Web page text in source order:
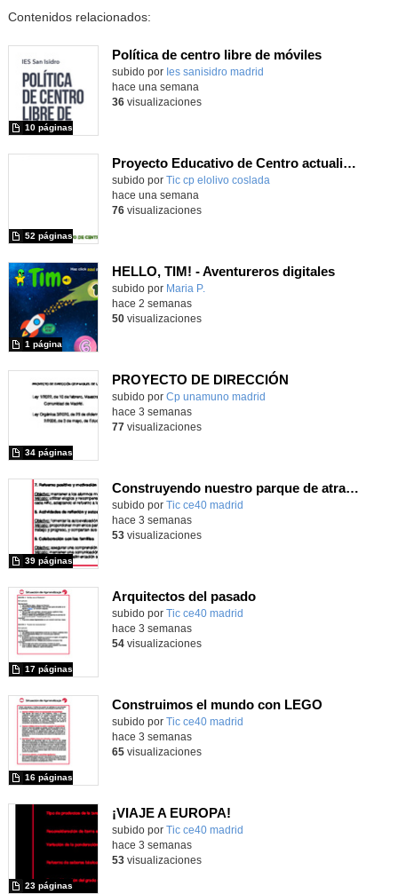
Contenidos relacionados:
Política de centro libre de móviles
subido por Ies sanisidro madrid
10 páginas
hace una semana
36visualizaciones
Proyecto Educativo de Centro actualizado 2026
subido por Tic cp elolivo coslada
52 páginas
hace una semana
76visualizaciones
HELLO, TIM! - Aventureros digitales
Contenido educativo.
subido por Maria P.
1 página
hace 2 semanas
50visualizaciones
PROYECTO DE DIRECCIÓN
Contenido educativo.
subido por Cp unamuno madrid
34 páginas
hace 3 semanas
77visualizaciones
Construyendo nuestro parque de atracciones
subido por Tic ce40 madrid
39 páginas
hace 3 semanas
53visualizaciones
Arquitectos del pasado
subido por Tic ce40 madrid
17 páginas
hace 3 semanas
54visualizaciones
Construimos el mundo con LEGO
subido por Tic ce40 madrid
16 páginas
hace 3 semanas
65visualizaciones
¡VIAJE A EUROPA!
subido por Tic ce40 madrid
23 páginas
hace 3 semanas
53visualizaciones